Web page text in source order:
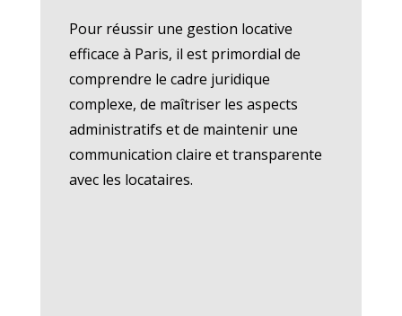
Pour réussir une gestion locative
efficace à Paris, il est primordial de
comprendre le cadre juridique
complexe, de maîtriser les aspects
administratifs et de maintenir une
communication claire et transparente
avec les locataires.